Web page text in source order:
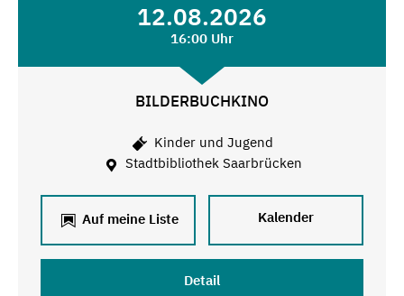
12.08.2026
16:00 Uhr
BILDERBUCHKINO
Kinder und Jugend
Stadtbibliothek Saarbrücken
Auf meine Liste Kalender
Detail